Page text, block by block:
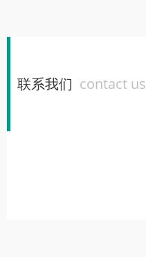
联系我们 contact us